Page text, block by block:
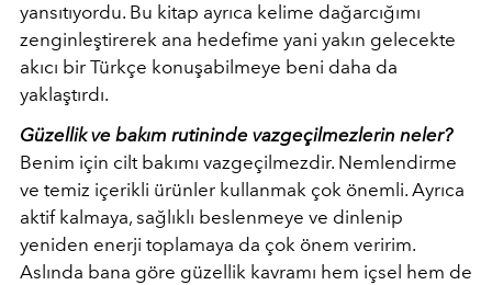
yansıtıyordu. Bu kitap ayrıca kelime dağarcığımı
zenginleştirerek ana hedefime yani yakın gelecekte
akıcı bir Türkçe konuşabilmeye beni daha da
yaklaştırdı.
Güzellik ve bakım rutininde vazgeçilmezlerin neler?
Benim için cilt bakımı vazgeçilmezdir. Nemlendirme
ve temiz içerikli ürünler kullanmak çok önemli. Ayrıca
aktif kalmaya, sağlıklı beslenmeye ve dinlenip
yeniden enerji toplamaya da çok önem veririm.
Aslında bana göre güzellik kavramı hem içsel hem de